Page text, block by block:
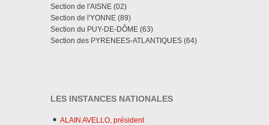
Section de l'AISNE (02)
Section de l'YONNE (89)
Section du PUY-DE-DÔME (63)
Section des PYRENEES-ATLANTIQUES (64)
LES INSTANCES NATIONALES
ALAIN AVELLO, président